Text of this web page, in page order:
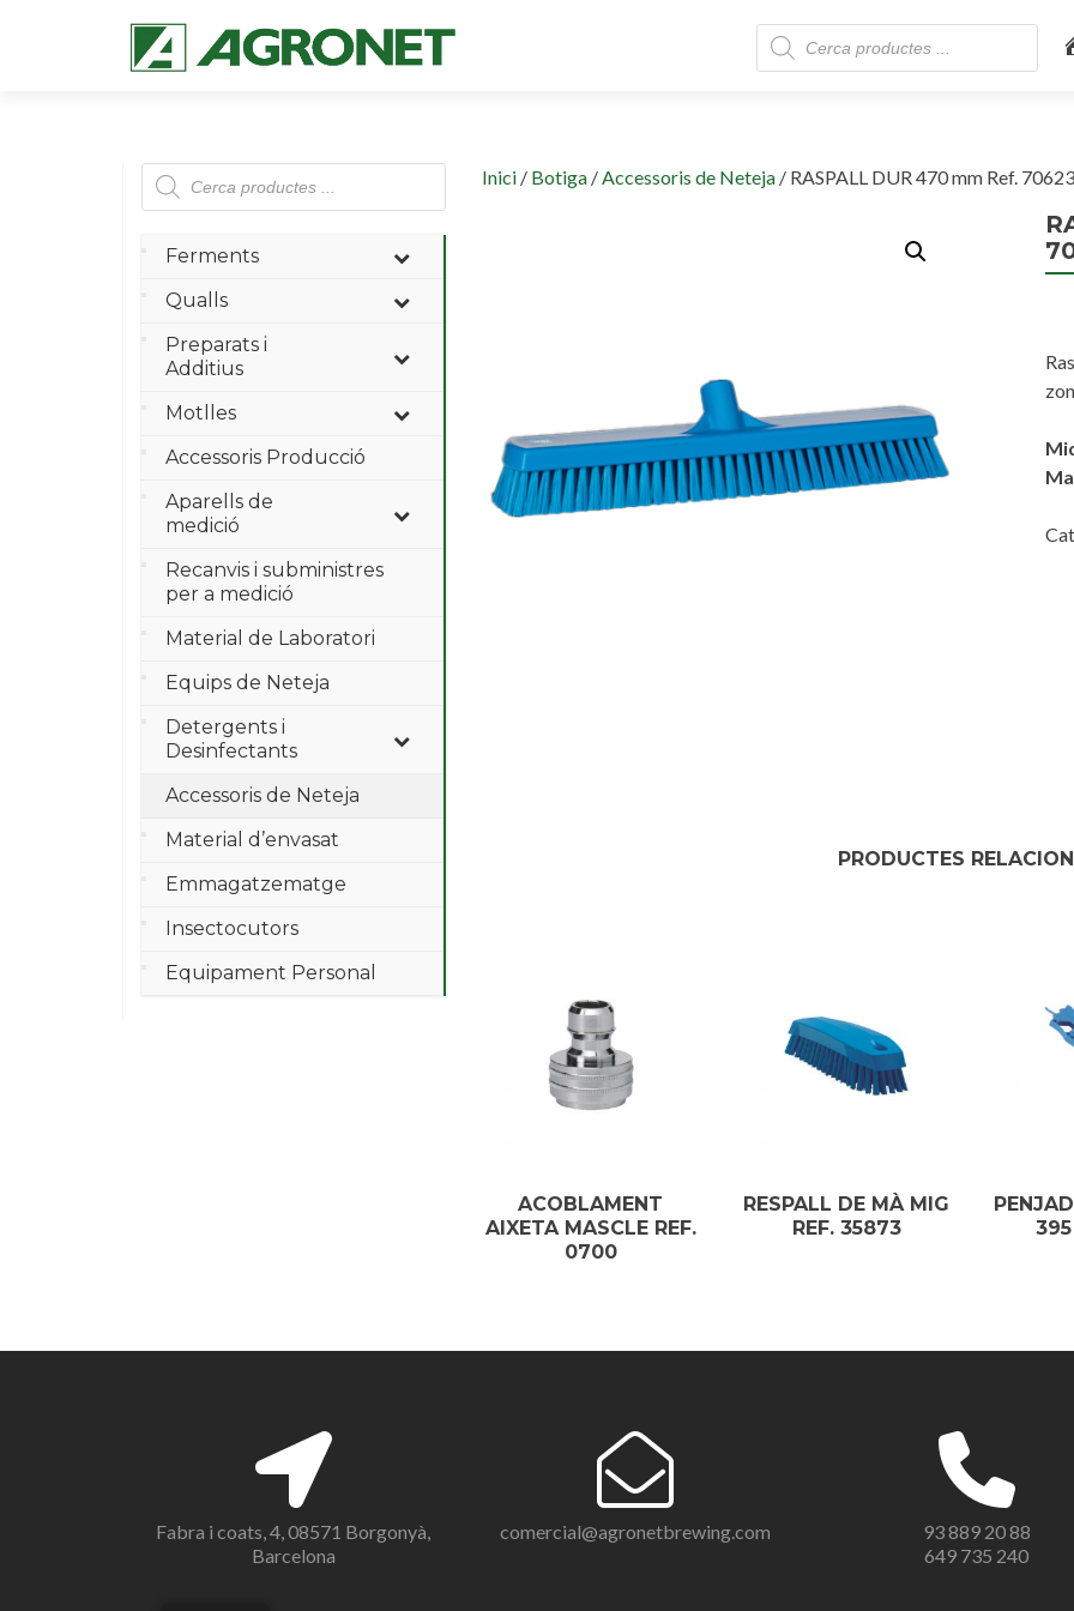
to
content
Products
search
Inici / Botiga /Accessoris de Neteja / RASPALL DUR 470 mm Ref. 70623
PRODUCTES
ACOBLAMENT
AIXETA MASCLE REF.
0700
RESPALL DE MÀ MIG
REF. 35873
395
Products
search
Ferments
Qualls
Preparats i
Additius
Motlles
Accessoris Producció
Aparells de
medició
Recanvis i subministres
per a medició
Material de Laboratori
Equips de Neteja
Detergents i
Desinfectants
Accessoris de Neteja
Material d’envasat
Emmagatzematge
Insectocutors
Equipament Personal
Fabra i coats, 4, 08571 Borgonyà,
Barcelona
comercial@agronetbrewing.com
93 889 20 88
649 735 240